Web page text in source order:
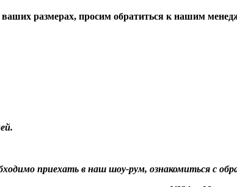
ваших размерах, просим обратиться к нашим
приехать в наш шоу-рум, ознакомиться с